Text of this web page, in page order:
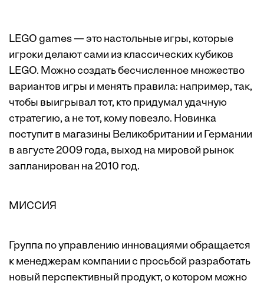
LEGO games — это настольные игры, которые
игроки делают сами из классических кубиков
LEGO. Можно создать бесчисленное множество
вариантов игры и менять правила: например, так,
чтобы выигрывал тот, кто придумал удачную
стратегию, а не тот, кому повезло. Новинка
поступит в магазины Великобритании и Германии
в августе 2009 года, выход на мировой рынок
запланирован на 2010 год.
МИССИЯ
Группа по управлению инновациями обращается
к менеджерам компании с просьбой разработать
новый перспективный продукт, о котором можно